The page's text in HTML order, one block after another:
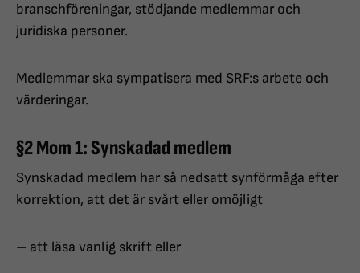
branschföreningar, stödjande medlemmar och
juridiska personer.
Medlemmar ska sympatisera med SRF:s arbete och
värderingar.
§2 Mom 1: Synskadad medlem
Synskadad medlem har så nedsatt synförmåga efter
korrektion, att det är svårt eller omöjligt
– att läsa vanlig skrift eller